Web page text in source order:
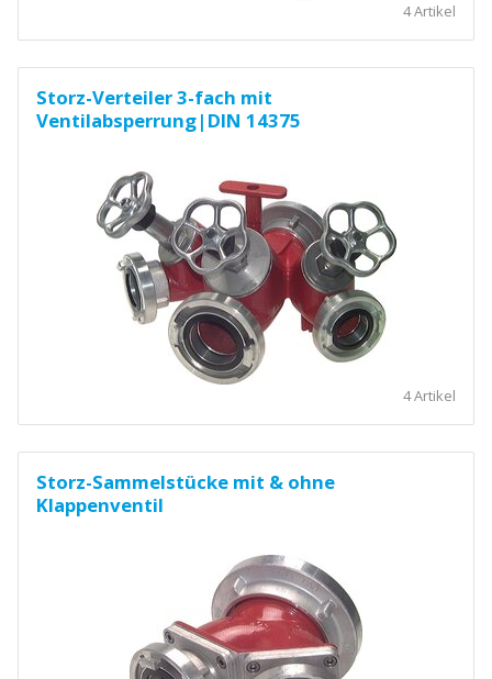
4 Artikel
Storz-Verteiler 3-fach mit
Ventilabsperrung|DIN 14375
4 Artikel
Storz-Sammelstücke mit & ohne
Klappenventil